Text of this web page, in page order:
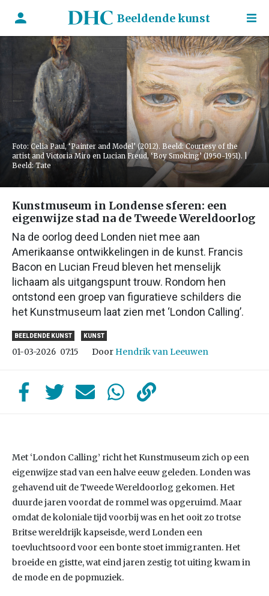
Beeldende kunst
Foto: Celia Paul, ‘Painter and Model’ (2012). Beeld: Courtesy of the
artist and Victoria Miro en Lucian Freud, ‘Boy Smoking’ (1950-1951). |
Beeld: Tate
Kunstmuseum in Londense sferen: een
eigenwijze stad na de Tweede Wereldoorlog
Na de oorlog deed Londen niet mee aan
Amerikaanse ontwikkelingen in de kunst. Francis
Bacon en Lucian Freud bleven het menselijk
lichaam als uitgangspunt trouw. Rondom hen
ontstond een groep van figuratieve schilders die
het Kunstmuseum laat zien met ‘London Calling’.
BEELDENDE KUNST KUNST
01-03-2026 07:15 Door Hendrik van Leeuwen
Met ‘London Calling’ richt het Kunstmuseum zich op een
eigenwijze stad van een halve eeuw geleden. Londen was
gehavend uit de Tweede Wereldoorlog gekomen. Het
duurde jaren voordat de rommel was opgeruimd. Maar
omdat de koloniale tijd voorbij was en het ooit zo trotse
Britse wereldrijk kapseisde, werd Londen een
toevluchtsoord voor een bonte stoet immigranten. Het
broeide en gistte, wat eind jaren zestig tot uiting kwam in
de mode en de popmuziek.